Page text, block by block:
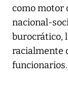
como motor
nacional-
burocrático,
racialmente
funcionarios.